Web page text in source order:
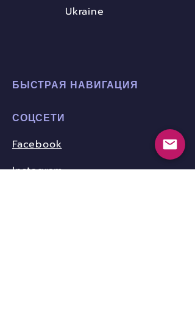
Ukraine
БЫСТРАЯ НАВИГАЦИЯ
СОЦСЕТИ
Facebook
Instagram